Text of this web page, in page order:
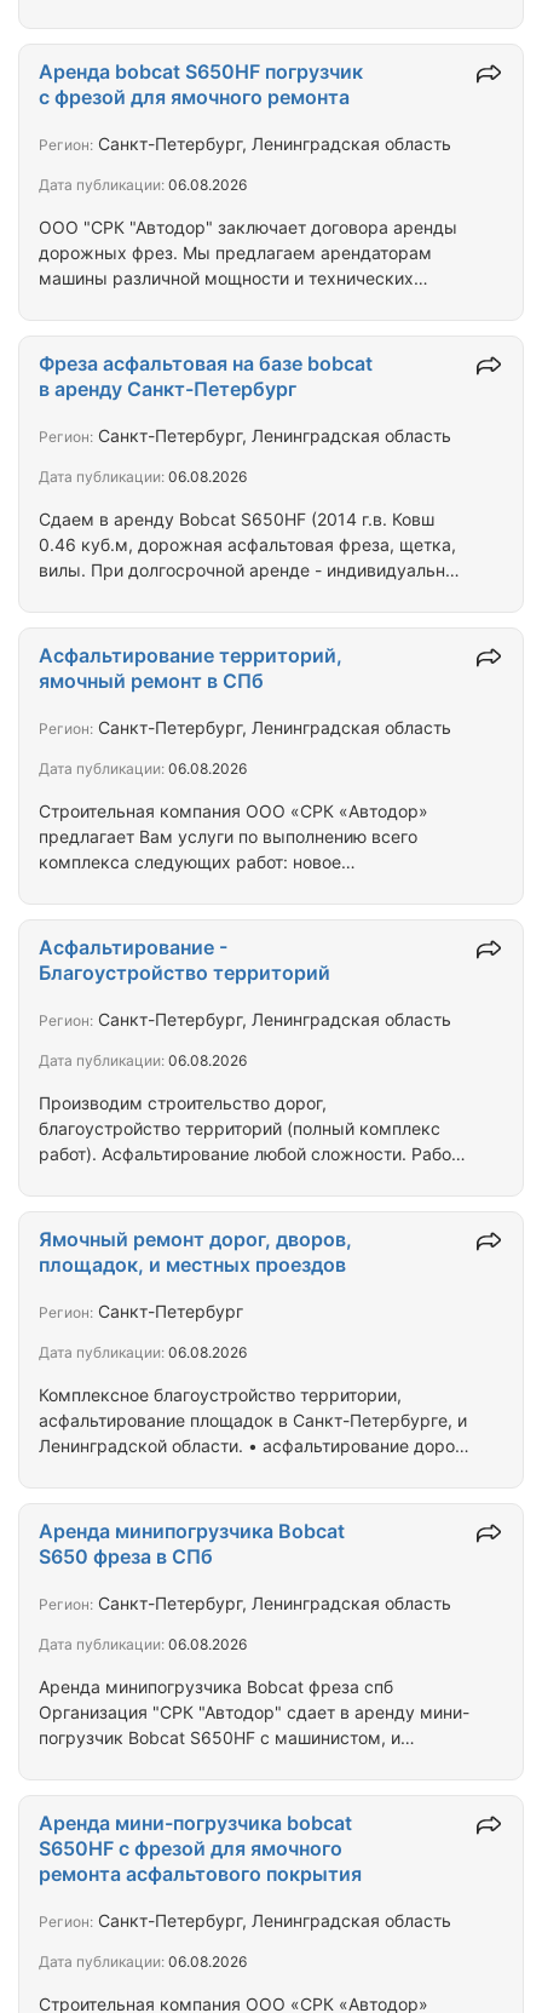
дорожного бортового (бордюрного) камня,
укладки дорожной плитки, озеленению
территорий, устройство газонов, а также
производит работы по наружным сетям,
Квалифицированная бригада, наличие
качественного выполнения…
ООО "СРК "Автодор" заключает договора аренды
дорожных фрез. Мы предлагаем арендаторам
машины различной мощности и технических
снять старый слой покрытия при укладке
асфальта. Аренда дорожной фрезы возможна при
заказе спецтехники не менее чем на 1 смену (1
смена = 8 мото/часов), при условии, что
объекта, наши тралы. Наша компания предлагает
Аренда bobcat S650HF погрузчик
с фрезой для ямочного ремонта
Регион: Санкт-Петербург, Ленинградская область
Дата публикации: 06.08.2026
Сдаем в аренду Bobcat S650HF (2014 г.в. Ковш
0.46 куб.м, дорожная асфальтовая фреза, щетка,
вилы. При долгосрочной аренде - индивидуальные
включены услуги операторов, и заправка
топливом. Арендовать Bobcat в СПб всего за 1 350
руб/час / Сдам в аренду мини-погрузчик BOBCAT в
Санкт-Петербурге и Ленинградской области
возможна установка гидромолота, вил и щетки.
Фреза асфальтовая на базе bobcat
в аренду Санкт-Петербург
Регион: Санкт-Петербург, Ленинградская область
Дата публикации: 06.08.2026
Строительная компания ООО «СРК «Автодор»
предлагает Вам услуги по выполнению всего
комплекса следующих работ: новое
автомобильных дорог и дворовых территорий.
Благоустройство территорий: устройство
проездов, пешеходных дорожек и площадок из
асфальтобетонных смесей, отсыпка установка
укладка бетонной газонной решетки
гранитного…
Асфальтирование территорий,
ямочный ремонт в СПб
Регион: Санкт-Петербург, Ленинградская область
Дата публикации: 06.08.2026
Производим строительство дорог,
благоустройство территорий (полный комплекс
работ). Асфальтирование любой сложности. Работа
опыт работы. Индивидуальный подход к каждому
объекту строительства. Асфальтирование и
благоустройство территорий в Санкт-Петербурге -
отзывы, фото, телефоны, адреса с рейтингом,
Асфальтирование -
Благоустройство территорий
Регион: Санкт-Петербург, Ленинградская область
Дата публикации: 06.08.2026
Комплексное благоустройство территории,
асфальтирование площадок в Санкт-Петербурге, и
Ленинградской области. • асфальтирование дорог,
дорожек, и площадок; • устройство проездов; •
создание парковочных площадок; • устройство
дренажных, и канализационных систем; •
строительство колодцев; • устройство газонов, и
оград и заборов; • установка бордюрного…
Ямочный ремонт дорог, дворов,
площадок, и местных проездов
Регион: Санкт-Петербург
Дата публикации: 06.08.2026
Аренда минипогрузчика Bobcat фреза спб
Организация "СРК "Автодор" сдает в аренду мини-
погрузчик Bobcat S650HF с машинистом, и
часов. Оплата наличный, и безналичный расчёт.
Все оборудование новое. Опытный машинист.
Звоните, договоримся. (цена указана за 1 час
работы фрезы при оплате по безналичному
расчёту 3750 руб). Доставка эвакуатором
рублей за ходку в…
Аренда минипогрузчика Bobcat
S650 фреза в СПб
Регион: Санкт-Петербург, Ленинградская область
Дата публикации: 06.08.2026
Строительная компания ООО «СРК «Автодор»
Аренда мини-погрузчика bobcat
S650HF с фрезой для ямочного
ремонта асфальтового покрытия
Регион: Санкт-Петербург, Ленинградская область
Дата публикации: 06.08.2026